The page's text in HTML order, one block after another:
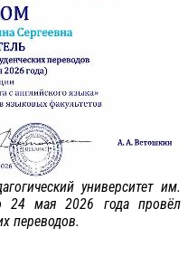
университет им.
мая 2026 года провёл
переводов.